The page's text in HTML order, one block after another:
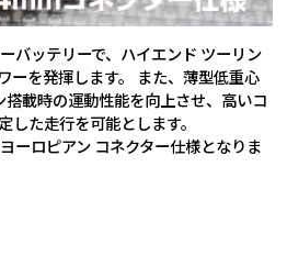
バッテリーで、ハイエンド ツーリン
ーを発揮します。 また、薄型低重心
搭載時の運動性能を向上させ、高いコ
した走行を可能とします。
ーロピアン コネクター仕様となりま